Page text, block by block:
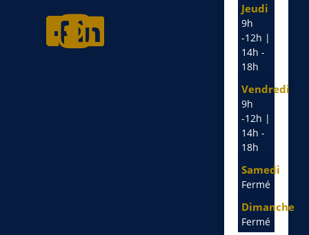
Jeudi
9h
-12h |
14h -
18h
Vendredi
9h
-12h |
14h -
18h
Samedi
Fermé
Dimanche
Fermé